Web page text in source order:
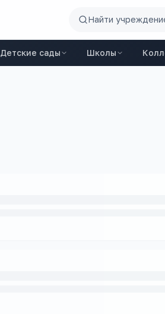
Найти
Детские сады Школы